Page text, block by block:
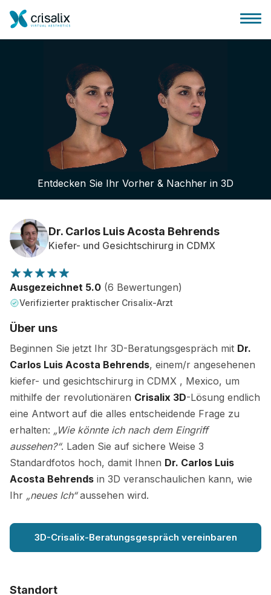
Startseite für Chirurgen
3D-Business-Plattform
Pläne
Bewertungen von Patienten
Entdecken Sie Ihr Vorher & Nachher in 3D
Dr. Carlos Luis Acosta Behrends
Kiefer- und Gesichtschirurg in CDMX
Ausgezeichnet 5.0 (6 Bewertungen)
Verifizierter praktischer Crisalix-Arzt
Über uns
Beginnen Sie jetzt Ihr 3D-Beratungsgespräch mit Dr.
Carlos Luis Acosta Behrends, einem/r angesehenen
kiefer- und gesichtschirurg in CDMX , Mexico, um
mithilfe der revolutionären Crisalix 3D-Lösung endlich
eine Antwort auf die alles entscheidende Frage zu
erhalten: „Wie könnte ich nach dem Eingriff
aussehen?“. Laden Sie auf sichere Weise 3
Standardfotos hoch, damit Ihnen Dr. Carlos Luis
Acosta Behrends in 3D veranschaulichen kann, wie
Ihr „neues Ich“aussehen wird.
3D-Crisalix-Beratungsgespräch vereinbaren
Standort